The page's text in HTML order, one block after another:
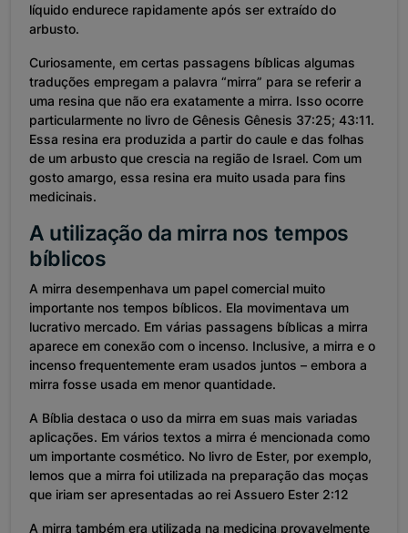
líquido endurece rapidamente após ser extraído do
arbusto.
Curiosamente, em certas passagens bíblicas algumas
traduções empregam a palavra “mirra” para se referir a
uma resina que não era exatamente a mirra. Isso ocorre
particularmente no livro de Gênesis Gênesis 37:25; 43:11.
Essa resina era produzida a partir do caule e das folhas
de um arbusto que crescia na região de Israel. Com um
gosto amargo, essa resina era muito usada para fins
medicinais.
A utilização da mirra nos tempos
bíblicos
A mirra desempenhava um papel comercial muito
importante nos tempos bíblicos. Ela movimentava um
lucrativo mercado. Em várias passagens bíblicas a mirra
aparece em conexão com o incenso. Inclusive, a mirra e o
incenso frequentemente eram usados juntos ­­– embora a
mirra fosse usada em menor quantidade.
A Bíblia destaca o uso da mirra em suas mais variadas
aplicações. Em vários textos a mirra é mencionada como
um importante cosmético. No livro de Ester, por exemplo,
lemos que a mirra foi utilizada na preparação das moças
que iriam ser apresentadas ao rei Assuero Ester 2:12
A mirra também era utilizada na medicina provavelmente